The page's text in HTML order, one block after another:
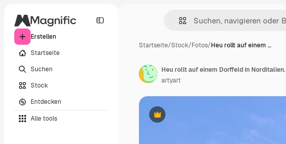
Erstellen
Startseite
Suchen
Stock
Entdecken
Alle tools
Startseite/Stock/Fotos/Heu rollt auf einem …
Premium
Heu rollt auf einem Dorffeld in Norditalien.
artyart